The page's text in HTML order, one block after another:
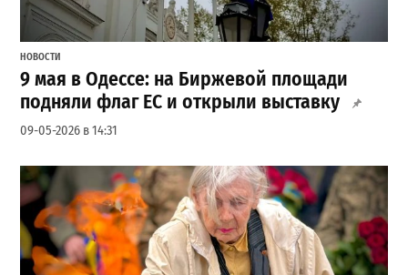
НОВОСТИ
9 мая в Одессе: на Биржевой площади
подняли флаг ЕС и открыли выставку
09-05-2026 в 14:31